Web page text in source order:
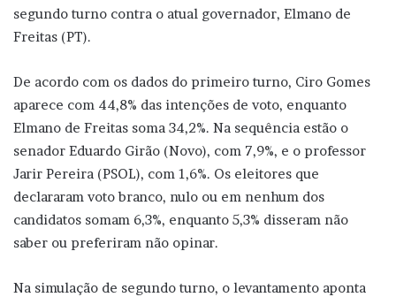
segundo turno contra o atual governador, Elmano de
Freitas (PT).
De acordo com os dados do primeiro turno, Ciro Gomes
aparece com 44,8% das intenções de voto, enquanto
Elmano de Freitas soma 34,2%. Na sequência estão o
senador Eduardo Girão (Novo), com 7,9%, e o professor
Jarir Pereira (PSOL), com 1,6%. Os eleitores que
declararam voto branco, nulo ou em nenhum dos
candidatos somam 6,3%, enquanto 5,3% disseram não
saber ou preferiram não opinar.
Na simulação de segundo turno, o levantamento aponta